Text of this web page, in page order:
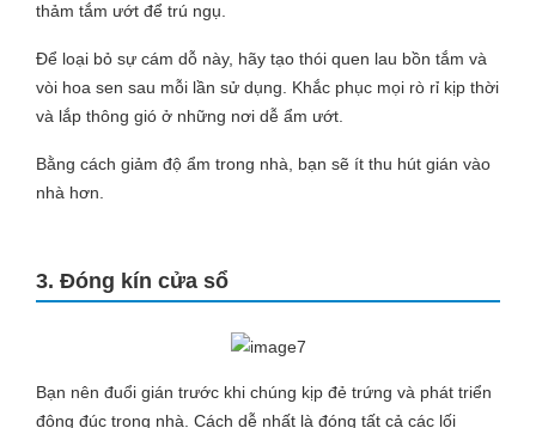
thảm tắm ướt để trú ngụ.
Để loại bỏ sự cám dỗ này, hãy tạo thói quen lau bồn tắm và
vòi hoa sen sau mỗi lần sử dụng. Khắc phục mọi rò rỉ kịp thời
và lắp thông gió ở những nơi dễ ẩm ướt.
Bằng cách giảm độ ẩm trong nhà, bạn sẽ ít thu hút gián vào
nhà hơn.
3. Đóng kín cửa sổ
Bạn nên đuổi gián trước khi chúng kịp đẻ trứng và phát triển
đông đúc trong nhà. Cách dễ nhất là đóng tất cả các lối